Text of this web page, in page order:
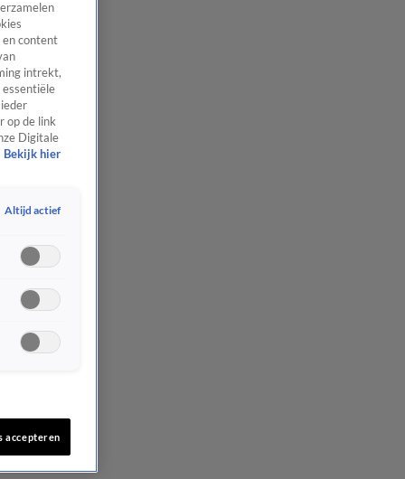
en content
intrekt,
op de link
Digitale
Bekijk hier
Altijd actief
accepteren